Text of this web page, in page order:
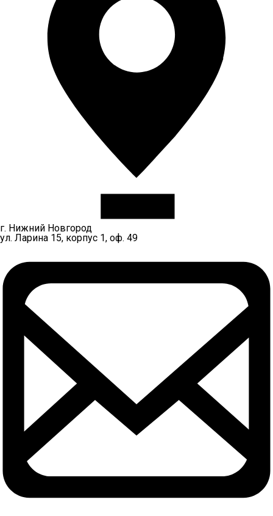
г. Нижний Новгород
ул. Ларина 15, корпус 1, оф. 49